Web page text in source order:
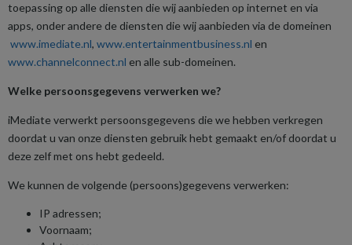
toepassing op alle diensten die wij aanbieden op internet en via
apps, onder andere de diensten die wij aanbieden via de domeinen
www.imediate.nl, www.entertainmentbusiness.nl en
www.channelconnect.nl en alle sub-domeinen.
Welke persoonsgegevens verwerken we?
iMediate verwerkt persoonsgegevens die we hebben verkregen
doordat u van onze diensten gebruik hebt gemaakt en/of doordat u
deze zelf met ons hebt gedeeld.
We kunnen de volgende (persoons)gegevens verwerken:
IP adressen;
Voornaam;